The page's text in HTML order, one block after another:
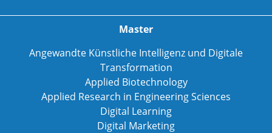
Master
Angewandte Künstliche Intelligenz und Digitale
Transformation
Applied Biotechnology
Applied Research in Engineering Sciences
Digital Learning
Digital Marketing